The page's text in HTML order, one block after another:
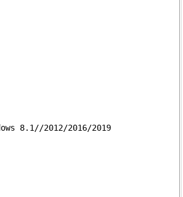
8.1//2012/2016/2019